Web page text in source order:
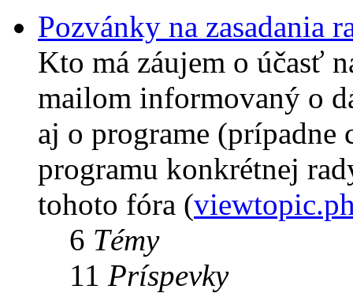
Pozvánky na zasadania
Kto má záujem o účasť
mailom informovaný o
aj o programe
programu konkrétnej
tohoto fóra (
6 Témy
11 Príspevky